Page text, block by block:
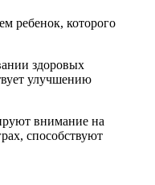
ребенок, которого
здоровых
улучшению
внимание на
способствуют